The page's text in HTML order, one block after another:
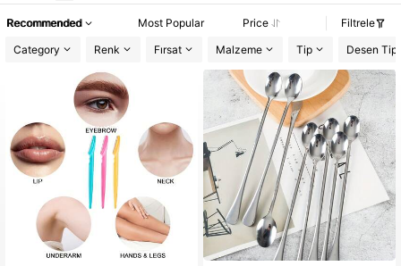
Recommended Most Popular Price
Filtrele
Category
Renk Fırsat Malzeme Tip Desen Tipi